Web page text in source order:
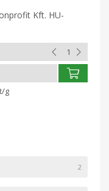
Kft. HU-
g
2